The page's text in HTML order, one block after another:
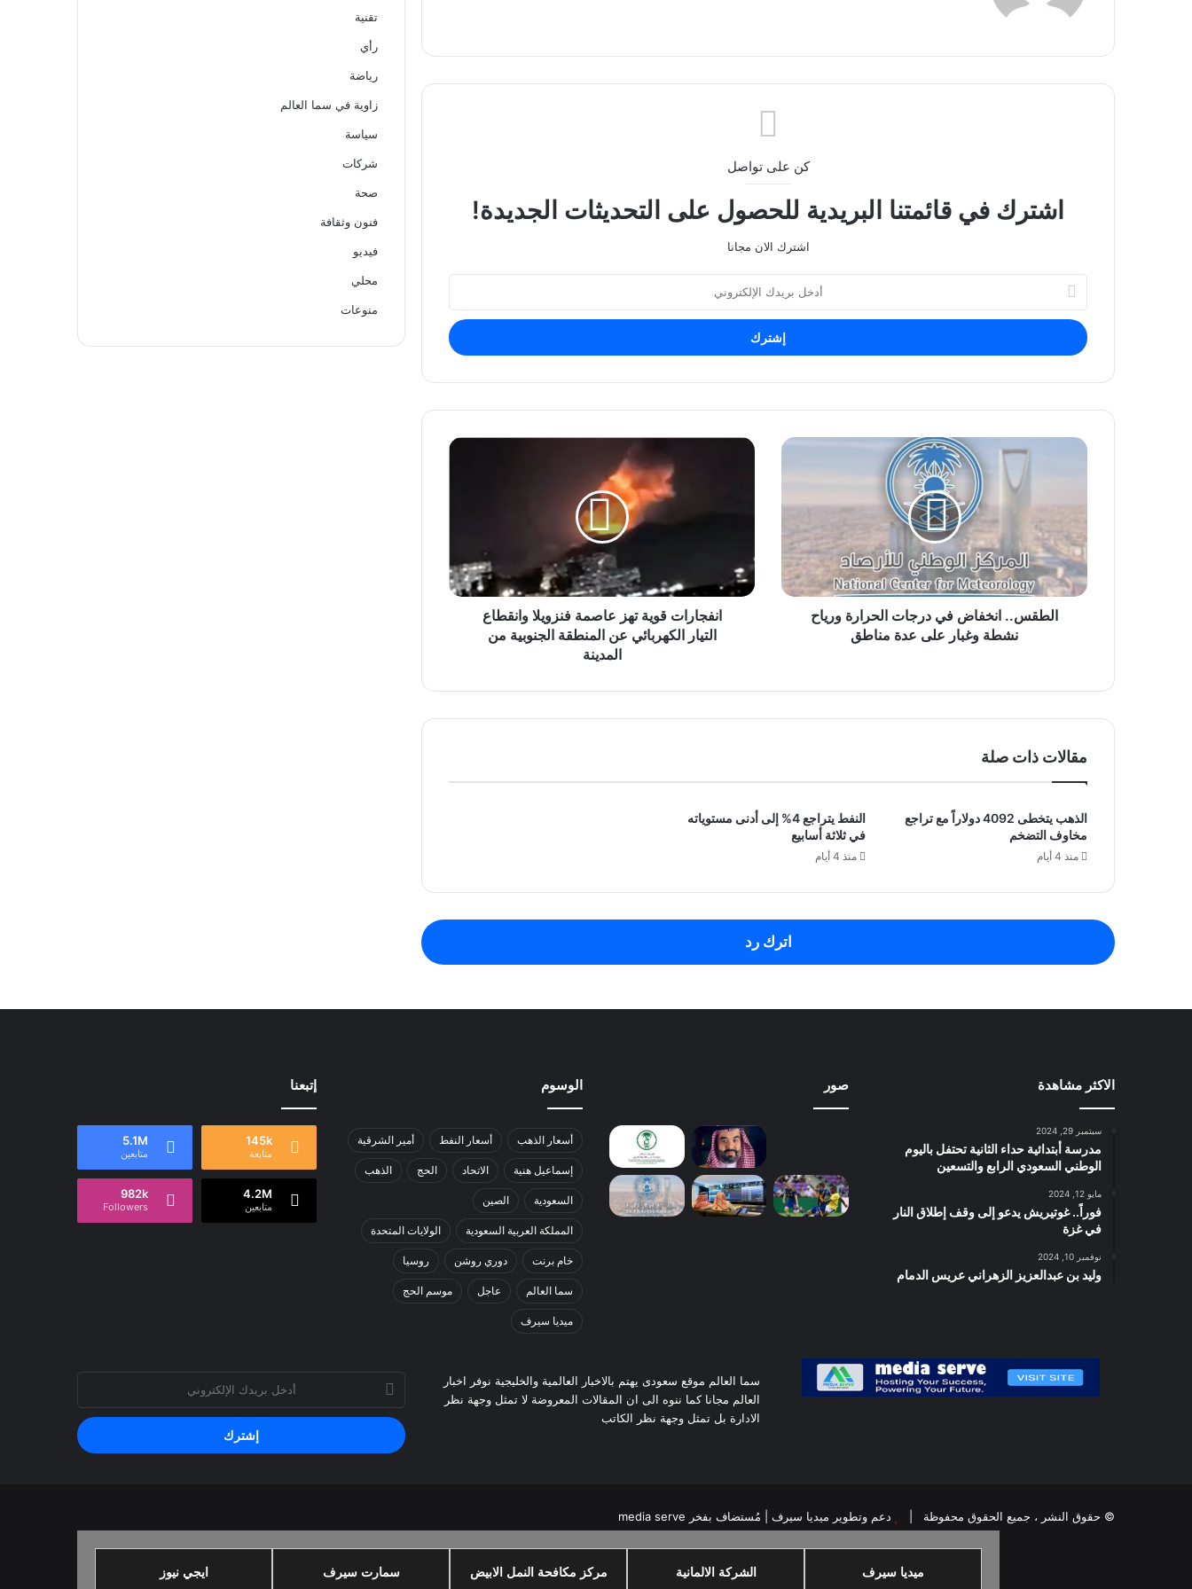
كن على تواصل
اشترك في قائمتنا البريدية للحصول على التحديثات الجديدة!
اشترك الان مجانا
بريدك
الإلكتروني
الطقس..
ورياح
نشطة
وغبار
على
الطقس.. انخفاض في درجات الحرارة ورياح
نشطة وغبار على عدة مناطق
انفجارات
التيار
الكهربائي
عن
المنطقةانفجارات قوية تهز عاصمة فنزويلا وانقطاع
التيار الكهربائي عن المنطقة الجنوبية من
المدينة
مقالات ذات صلة
الذهب يتخطى 4092 دولاراً مع تراجع
مخاوف التضخم
منذ 4 أيام
النفط يتراجع 4% إلى أدنى مستوياته
في ثلاثة أسابيع
منذ 4 أيام
اترك رد
تقنية
رأي
رياضة
زاوية في سما العالم
سياسة
شركات
صحة
فنون وثقافة
فيديو
محلي
منوعات
الاكثر مشاهدة
سبتمبر 29, 2024
مدرسة أبتدائية حداء الثانية تحتفل باليوم
الوطني السعودي الرابع والتسعين
مايو 12, 2024
فوراً.. غوتيريش يدعو إلى وقف إطلاق النار
في غزة
نوفمبر 10, 2024
وليد بن عبدالعزيز الزهراني عريس الدمام
صور الوسوم
أسعار الذهب أسعار النفط أمير الشرقية
إسماعيل هنية الاتحاد الحج الذهب
السعودية الصين
المملكة العربية السعودية الولايات المتحدة
خام برنت دوري روشن روسيا
سما العالم عاجل موسم الحج
ميديا سيرف
إتبعنا
145k
متابعة
5.1M
متابعين
4.2M
متابعين
982k
Followers
سما العالم موقع سعودى يهتم بالاخبار العالمية والخليجية نوفر اخبار
العالم مجانا كما ننوه الى ان المقالات المعروضة لا تمثل وجهة نظر
الادارة بل تمثل وجهة نظر الكاتب
بريدك
الإلكتروني
© حقوق النشر ، جميع الحقوق محفوظة | دعم وتطوير ميديا سيرف | مُستضاف بفخر media serve
ميديا سيرف الشركة الالمانية مركز مكافحة النمل الابيض سمارت سيرف ايجي نيوز